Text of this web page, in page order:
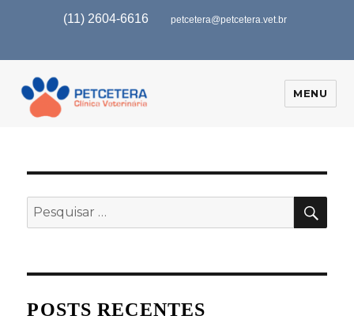
(11) 2604-6616 petcetera@petcetera.vet.br
MENU
POSTS RECENTES